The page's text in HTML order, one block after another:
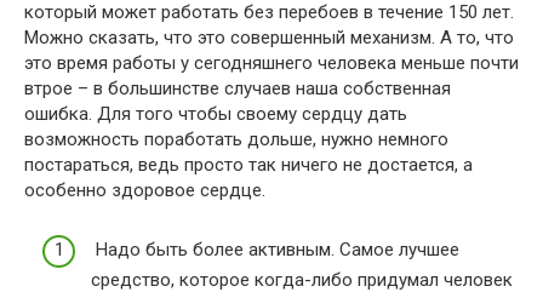
который может работать без перебоев в течение 150 лет.
Можно сказать, что это совершенный механизм. А то, что
это время работы у сегодняшнего человека меньше почти
втрое – в большинстве случаев наша собственная
ошибка. Для того чтобы своему сердцу дать
возможность поработать дольше, нужно немного
постараться, ведь просто так ничего не достается, а
особенно здоровое сердце.
Надо быть более активным. Самое лучшее
средство, которое когда-либо придумал человек